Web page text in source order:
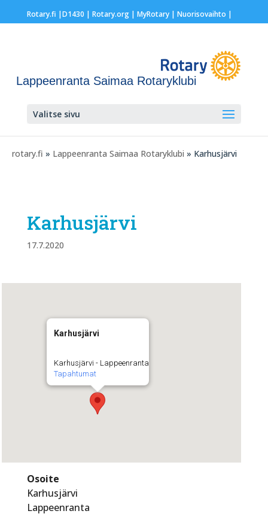
Rotary.fi |D1430 | Rotary.org| MyRotary | Nuorisovaihto |
Lappeenranta Saimaa Rotaryklubi
Valitse sivu
rotary.fi » Lappeenranta Saimaa Rotaryklubi » Karhusjärvi
Karhusjärvi
17.7.2020
Karhusjärvi
Karhusjärvi - Lappeenranta
Tapahtumat
Osoite
Karhusjärvi
Lappeenranta